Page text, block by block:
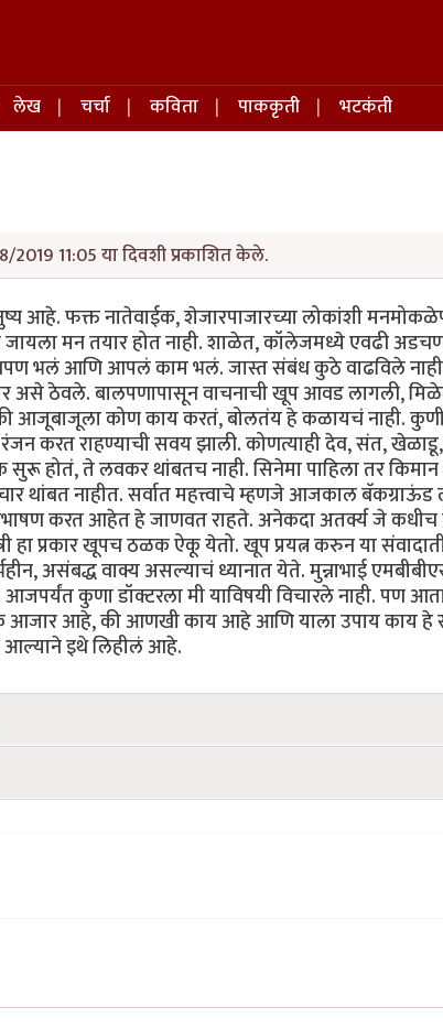
लेख चर्चा कविता पाककृती
भटकंती
2019 11:05 या दिवशी प्रकाशित केले.
आहे. फक्त नातेवाईक, शेजारपाजारच्या लोकांशी
जायला मन तयार होत नाही. शाळेत, कॉलेजमध्ये एवढी
आपण भलं आणि आपलं काम भलं. जास्त संबंध कुठे वाढविले
ठेवले. बालपणापासून वाचनाची खूप आवड लागली,
आजूबाजूला कोण काय करतं, बोलतंय हे कळायचं नाही. कुणी
करत राहण्याची सवय झाली. कोणत्याही देव, संत,
सुरू होतं, ते लवकर थांबतच नाही. सिनेमा पाहिला तर
थांबत नाहीत. सर्वात महत्त्वाचे म्हणजे आजकाल
करत आहेत हे जाणवत राहते. अनेकदा अतर्क्य जे
हा प्रकार खूपच ठळक ऐकू येतो. खूप प्रयत्न करुन या
असंबद्ध वाक्य असल्याचं ध्यानात येते. मुन्नाभाई
कुणा डॉक्टरला मी याविषयी विचारले नाही. पण
आजार आहे, की आणखी काय आहे आणि याला उपाय काय
न आल्याने इथे लिहीलं आहे.